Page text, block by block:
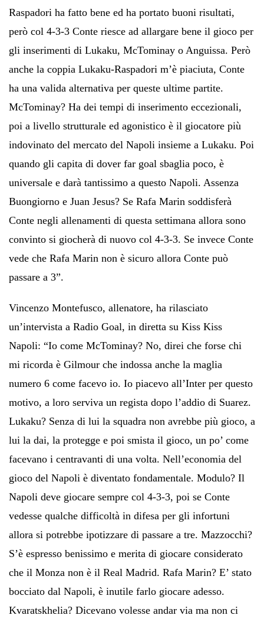
Raspadori ha fatto bene ed ha portato buoni risultati,
però col 4-3-3 Conte riesce ad allargare bene il gioco per
gli inserimenti di Lukaku, McTominay o Anguissa. Però
anche la coppia Lukaku-Raspadori m’è piaciuta, Conte
ha una valida alternativa per queste ultime partite.
McTominay? Ha dei tempi di inserimento eccezionali,
poi a livello strutturale ed agonistico è il giocatore più
indovinato del mercato del Napoli insieme a Lukaku. Poi
quando gli capita di dover far goal sbaglia poco, è
universale e darà tantissimo a questo Napoli. Assenza
Buongiorno e Juan Jesus? Se Rafa Marin soddisferà
Conte negli allenamenti di questa settimana allora sono
convinto si giocherà di nuovo col 4-3-3. Se invece Conte
vede che Rafa Marin non è sicuro allora Conte può
passare a 3”.
Vincenzo Montefusco, allenatore, ha rilasciato
un’intervista a Radio Goal, in diretta su Kiss Kiss
Napoli: “Io come McTominay? No, direi che forse chi
mi ricorda è Gilmour che indossa anche la maglia
numero 6 come facevo io. Io piacevo all’Inter per questo
motivo, a loro serviva un regista dopo l’addio di Suarez.
Lukaku? Senza di lui la squadra non avrebbe più gioco, a
lui la dai, la protegge e poi smista il gioco, un po’ come
facevano i centravanti di una volta. Nell’economia del
gioco del Napoli è diventato fondamentale. Modulo? Il
Napoli deve giocare sempre col 4-3-3, poi se Conte
vedesse qualche difficoltà in difesa per gli infortuni
allora si potrebbe ipotizzare di passare a tre. Mazzocchi?
S’è espresso benissimo e merita di giocare considerato
che il Monza non è il Real Madrid. Rafa Marin? E’ stato
bocciato dal Napoli, è inutile farlo giocare adesso.
Kvaratskhelia? Dicevano volesse andar via ma non ci